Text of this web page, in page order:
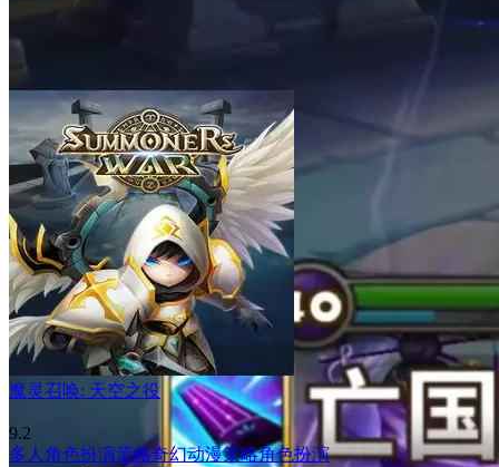
魔灵召唤: 天空之役
9.2
多人 角色扮演策略奇幻动漫策略角色扮演